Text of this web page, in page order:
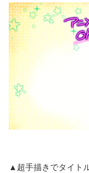
▲超手描きでタイト